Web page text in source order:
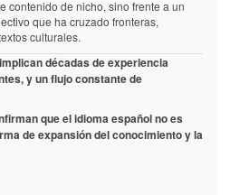
contenido de nicho, sino frente a un
que ha cruzado fronteras,
culturales.
décadas de experiencia
y un flujo constante de
que el idioma español no es
de expansión del conocimiento y la